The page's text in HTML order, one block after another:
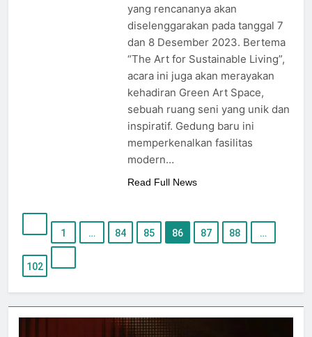
yang rencananya akan
diselenggarakan pada tanggal 7
dan 8 Desember 2023. Bertema
“The Art for Sustainable Living”,
acara ini juga akan merayakan
kehadiran Green Art Space,
sebuah ruang seni yang unik dan
inspiratif. Gedung baru ini
memperkenalkan fasilitas
modern…
Read Full News
1 … 84 85 86 87 88 …
102